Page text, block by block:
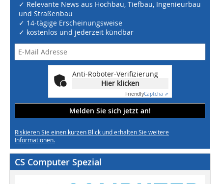
✓ Relevante News aus Hochbau, Tiefbau, Ingenieurbau
und Straßenbau
✓ 14-tägige Erscheinungsweise
✓ kostenlos und jederzeit kündbar
Anti-Roboter-Verifizierung
Hier klicken
FriendlyCaptcha ⇗
Melden Sie sich jetzt an!
Riskieren Sie einen kurzen Blick und erhalten Sie weitere
Informationen.
CS Computer Spezial